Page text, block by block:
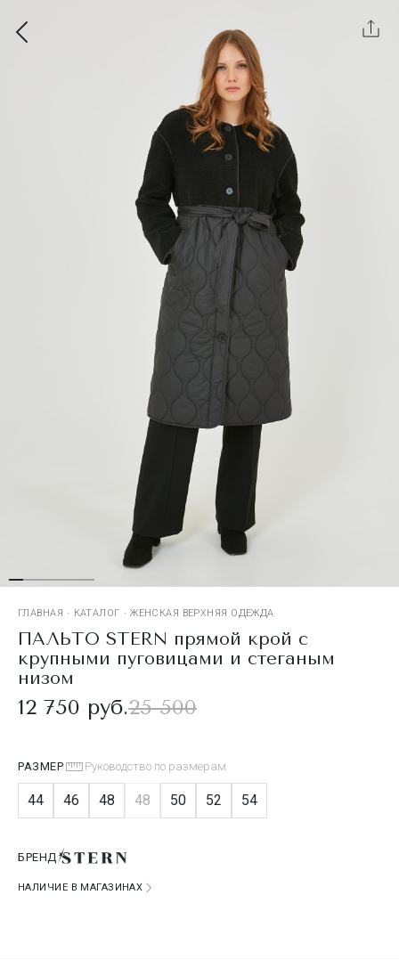
ГЛАВНАЯ · КАТАЛОГ · ЖЕНСКАЯ ВЕРХНЯЯ ОДЕЖДА
ПАЛЬТО STERN прямой крой с
крупными пуговицами и стеганым
низом
12 750 руб.25 500
РАЗМЕР Руководство по размерам
44 46 48 48 50 52 54
БРЕНД
НАЛИЧИЕ В МАГАЗИНАХ